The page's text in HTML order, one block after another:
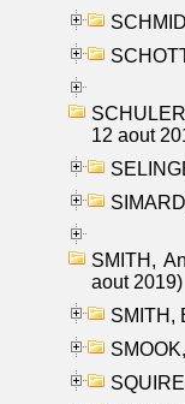
12 aout
SMITH,
aout 2019)
SMITH,